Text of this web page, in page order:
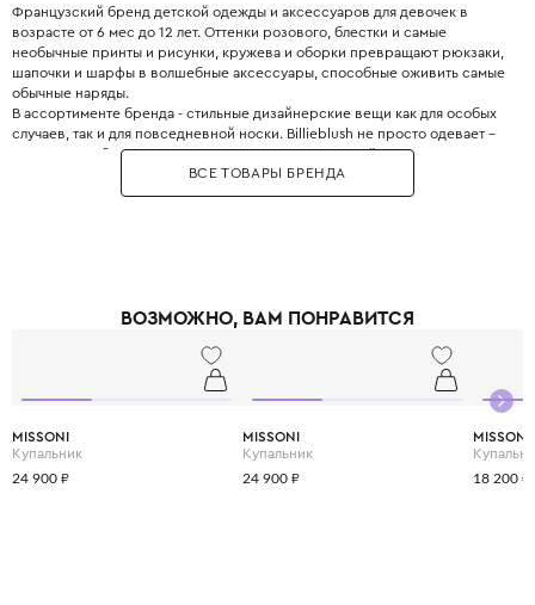
Французский бренд детской одежды и аксессуаров для девочек в
возрасте от 6 мес до 12 лет. Оттенки розового, блестки и самые
необычные принты и рисунки, кружева и оборки превращают рюкзаки,
шапочки и шарфы в волшебные аксессуары, способные оживить самые
обычные наряды.
В ассортименте бренда - стильные дизайнерские вещи как для особых
случаев, так и для повседневной носки. Billieblush не просто одевает –
он дарит свободу двигаться, смеяться и расти в своём ритме.
ВСЕ ТОВАРЫ БРЕНДА
ВОЗМОЖНО, ВАМ ПОНРАВИТСЯ
MISSONI
Купальник
24 900 ₽
MISSONI
Купальник
24 900 ₽
MISSONI
18 200 ₽